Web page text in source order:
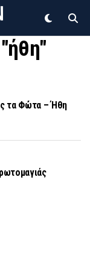
τα Φώτα – Ήθη